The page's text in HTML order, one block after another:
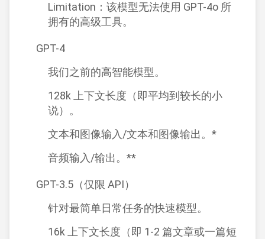
Limitation：该模型无法使用 GPT-4o 所
拥有的高级工具。
GPT-4
我们之前的高智能模型。
128k 上下文长度（即平均到较长的小
说）。
文本和图像输入/文本和图像输出。*
音频输入/输出。**
GPT-3.5（仅限 API）
针对最简单日常任务的快速模型。
16k 上下文长度（即 1-2 篇文章或一篇短